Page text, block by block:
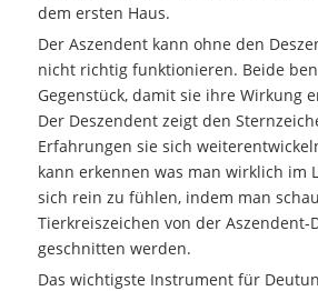
dem ersten Haus.
Der Aszendent kann ohne den
nicht richtig funktionieren. Beide
Gegenstück, damit sie ihre Wirkung
Der Deszendent zeigt den
Erfahrungen sie sich
kann erkennen was man wirklich im
sich rein zu fühlen, indem man
Tierkreiszeichen von der Aszendent-
geschnitten werden.
Das wichtigste Instrument für